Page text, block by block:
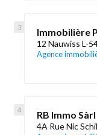
Immobilière
12 Nauwiss L-
Agence
RB Immo Sàrl
4A Rue Nic